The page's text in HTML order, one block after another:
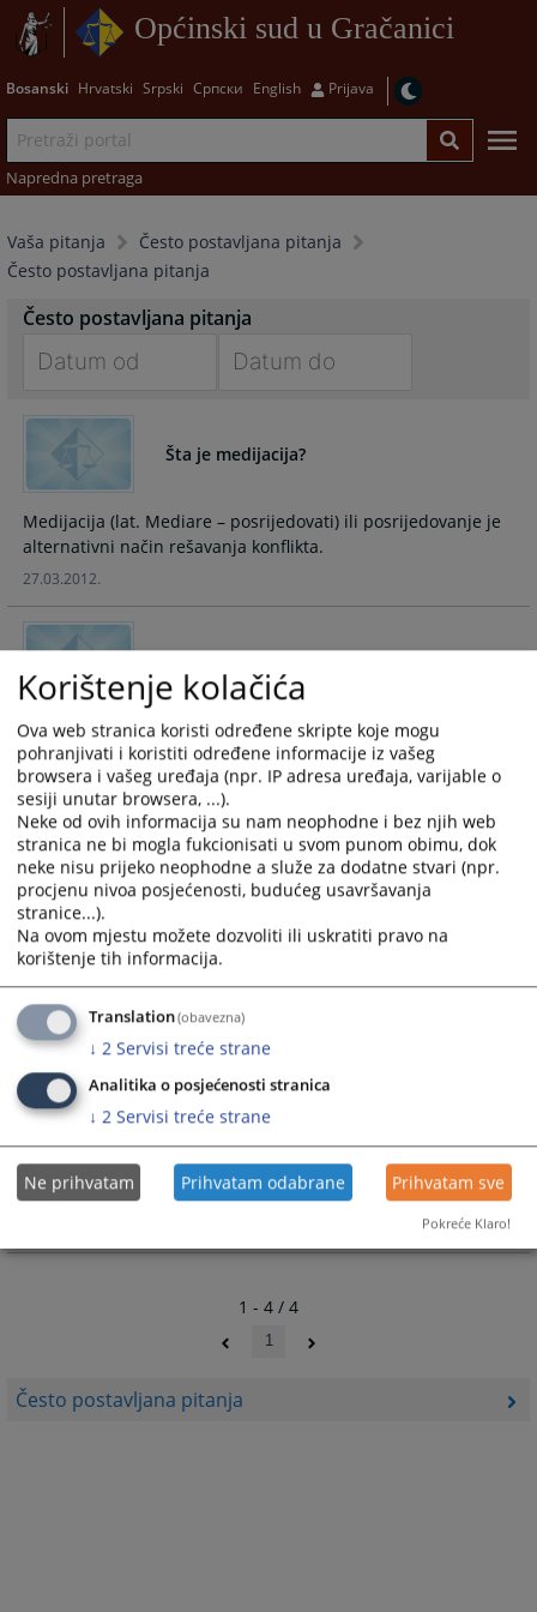
Općinski sud u Gračanici
Bosanski Hrvatski Srpski Српски English Prijava
Napredna pretraga
Vaša pitanja
Često postavljana pitanja
Često postavljana pitanja
Često postavljana pitanja
Često postavljana pitanja
forward
interact
the
calendar
and
select
Press
the
question
mark
key
to
get
the
keyboard
shortcuts
for
changing
dates.
to
the
calendar
select
Press
the
question
mark
key
to
get
the
keyboard
shortcuts
for
changing
dates.
Šta je medijacija?
Medijacija (lat. Mediare – posrijedovati) ili posrijedovanje je
alternativni način rešavanja konflikta.
27.03.2012.
Do sudije koji sudi u Vašem postupku nije dozvoljeno dolaziti
bez poziva ili suprotne stranke u postupku.
27.03.2012.
Kako mogu dobiti informacije o
predmetu?
Informacije o predmetu možete dobiti od sudskih službenika
koji rade u sudskoj pisarnici.
27.03.2012.
Kako doći do informacije o predmetu?
Informacije o predmetu možete dobiti od sudskih službenika
koji rade u sudskoj pisarnici
1 - 4 / 4
1
Korištenje kolačića
Ova web stranica koristi određene skripte koje mogu
pohranjivati i koristiti određene informacije iz vašeg
browsera i vašeg uređaja (npr. IP adresa uređaja, varijable o
sesiji unutar browsera, ...).
Neke od ovih informacija su nam neophodne i bez njih web
stranica ne bi mogla fukcionisati u svom punom obimu, dok
neke nisu prijeko neophodne a služe za dodatne stvari (npr.
procjenu nivoa posjećenosti, budućeg usavršavanja
stranice...).
Na ovom mjestu možete dozvoliti ili uskratiti pravo na
korištenje tih informacija.
Translation(obavezna)
↓ 2 Servisi treće strane
Analitika o posjećenosti stranica
↓ 2 Servisi treće strane
Ne prihvatam Prihvatam odabrane Prihvatam sve
Pokreće Klaro!